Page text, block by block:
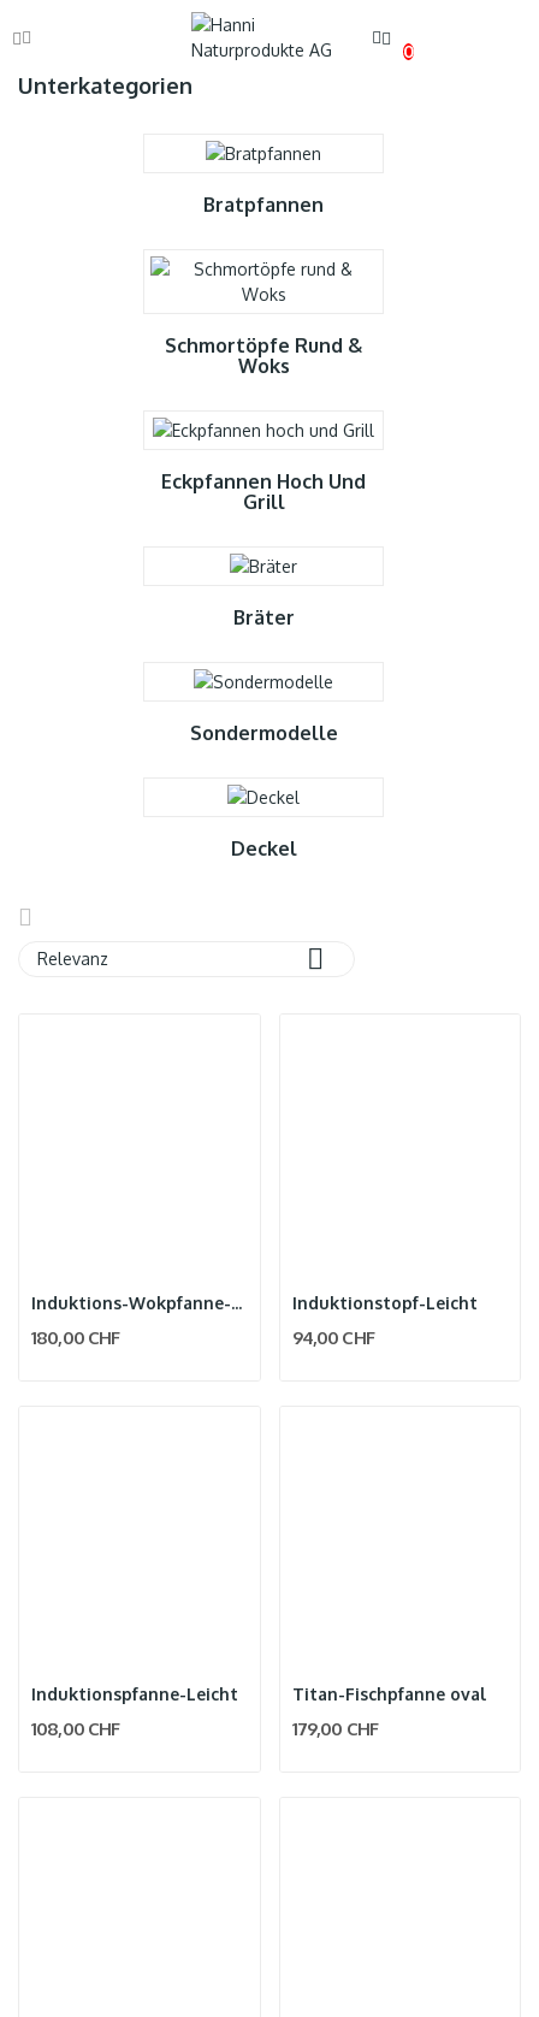
0
Unterkategorien
Bratpfannen
Schmortöpfe Rund &
Woks
Eckpfannen Hoch Und
Grill
Bräter
Sondermodelle
Deckel
Relevanz 
Induktions-Wokpfanne-Leicht
180,00 CHF
Induktionstopf-Leicht
94,00 CHF
Induktionspfanne-Leicht
108,00 CHF
Titan-Fischpfanne oval
179,00 CHF